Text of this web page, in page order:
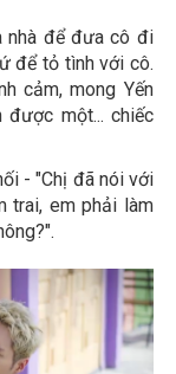
nhà để đưa cô đi
để tỏ tình với cô.
cảm, mong Yến
được một... chiếc
- "Chị đã nói với
trai, em phải làm